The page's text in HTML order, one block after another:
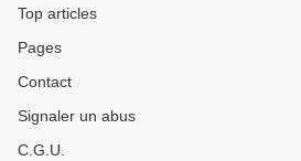
Top articles
Pages
Contact
Signaler un abus
C.G.U.